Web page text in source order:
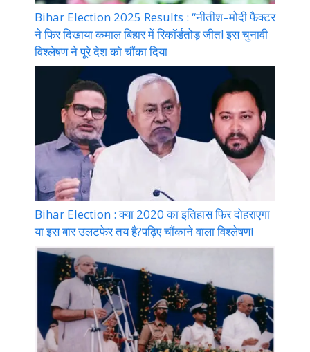
Bihar Election 2025 Results : “नीतीश–मोदी फैक्टर
ने फिर दिखाया कमाल बिहार में रिकॉर्डतोड़ जीत! इस चुनावी
विश्लेषण ने पूरे देश को चौंका दिया
Bihar Election : क्या 2020 का इतिहास फिर दोहराएगा
या इस बार उलटफेर तय है?पढ़िए चौंकाने वाला विश्लेषण!